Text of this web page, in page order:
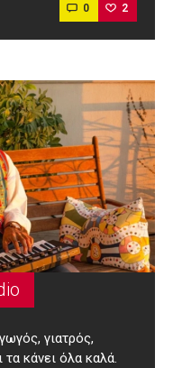
0 2
γιατρός,
κάνει όλα καλά.